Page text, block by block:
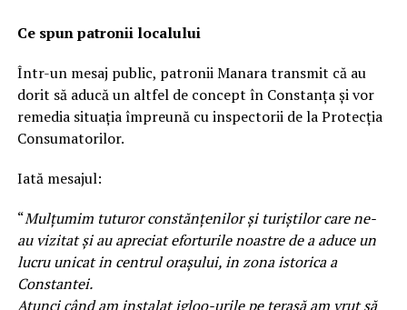
Ce spun patronii localului
Într-un mesaj public, patronii Manara transmit că au
dorit să aducă un altfel de concept în Constanța și vor
remedia situația împreună cu inspectorii de la Protecția
Consumatorilor.
Iată mesajul:
“Mulțumim tuturor constănțenilor și turiștilor care ne-
au vizitat și au apreciat eforturile noastre de a aduce un
lucru unicat in centrul orașului, in zona istorica a
Constantei.
Atunci când am instalat igloo-urile pe terasă am vrut să